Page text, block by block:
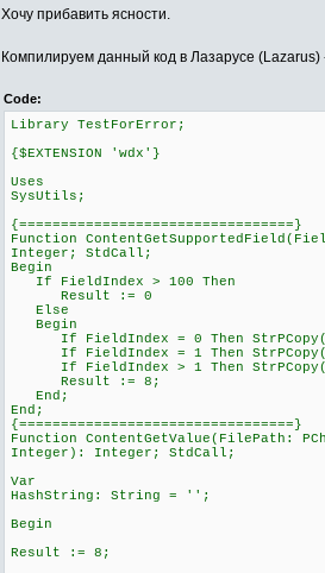
Хочу прибавить ясности.
Компилируем данный код в Лазарусе (Lazarus)
Code:
Library TestForError;
{$EXTENSION 'wdx'}
Uses
SysUtils;
{=================================}
Function
Integer; StdCall;
Begin
If FieldIndex > 100 Then
Result := 0
Else
Begin
If FieldIndex = 0 Then
If FieldIndex = 1 Then
If FieldIndex > 1 Then
Result := 8;
End;
End;
{=================================}
Function ContentGetValue(FilePath:
Integer): Integer; StdCall;
Var
HashString: String = '';
Begin
Result := 8;